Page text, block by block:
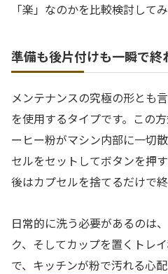
「楽」なのかを比較検討して
準備も後片付けも一瞬で終
メンテナンスの究極の形とも
を使用するタイプです。この
ーヒー粉がマシン内部に一切
セルをセットしてボタンを押
後はカプセルを捨てるだけで終
日常的に洗う必要があるのは
ク、そしてカップを置くトレ
で、キッチンが粉で汚れる心配